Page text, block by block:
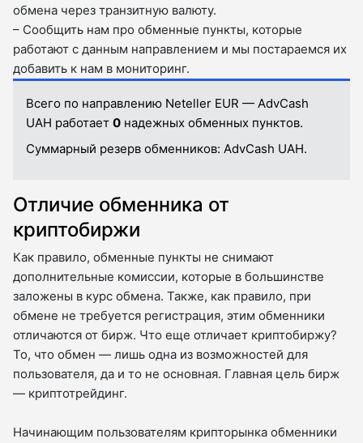
обмена через транзитную валюту.
– Сообщить нам про обменные пункты, которые
работают с данным направлением и мы постараемся их
добавить к нам в мониторинг.
Всего по направлению Neteller EUR — AdvCash
UAH работает 0 надежных обменных пунктов.
Суммарный резерв обменников: AdvCash UAH.
Отличие обменника от
криптобиржи
Как правило, обменные пункты не снимают
дополнительные комиссии, которые в большинстве
заложены в курс обмена. Также, как правило, при
обмене не требуется регистрация, этим обменники
отличаются от бирж. Что еще отличает криптобиржу?
То, что обмен — лишь одна из возможностей для
пользователя, да и то не основная. Главная цель бирж
— криптотрейдинг.
Начинающим пользователям крипторынка обменники